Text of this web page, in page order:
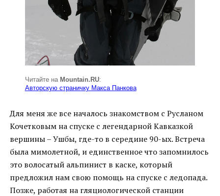
Читайте на Mountain.RU:
Авторскую страничку Макса Панкова
Для меня же все началось знакомством с Русланом
Кочетковым на спуске с легендарной Кавказкой
вершины – Ушбы, где-то в середине 90-ых. Встреча
была мимолетной, и единственное что запомнилось
это волосатый альпинист в каске, который
предложил нам свою помощь на спуске с ледопада.
Позже, работая на гляциологической станции